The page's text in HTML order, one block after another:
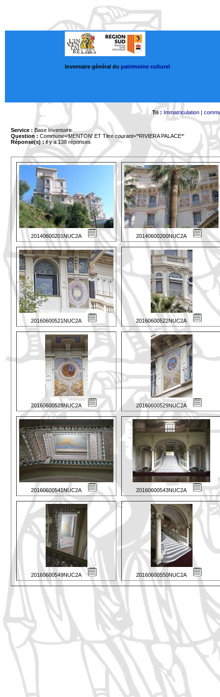
Inventaire général du patrimoine culturel
Tri : Immatriculation|
Service : Base Inventaire
Question : Commune='MENTON' ET Titre courant='*RIVIERA PALACE*'
Réponse(s) :il y a 138 réponses
20140600201NUC2A 20140600200NUC2A
20160600521NUC2A 20160600522NUC2A
20160600528NUC2A 20160600529NUC2A
20160600541NUC2A 20160600543NUC2A
20160600549NUC2A 20160600550NUC2A